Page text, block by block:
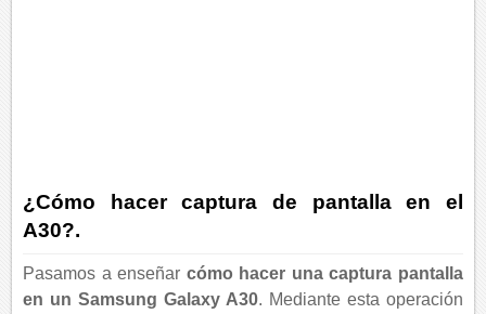
¿Cómo hacer captura de pantalla en el
A30?.
Pasamos a enseñar cómo hacer una captura pantalla
en un Samsung Galaxy A30. Mediante esta operación